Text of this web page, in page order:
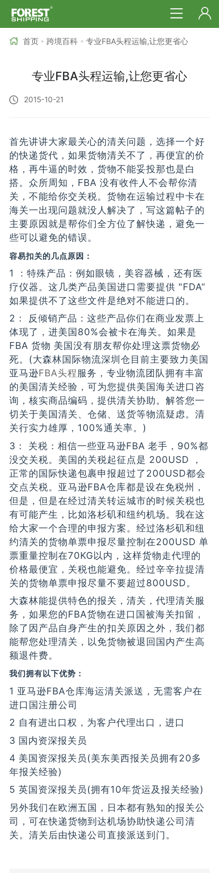
首页 > 跨境百科 > 专业FBA头程运输,让您更省心
专业FBA头程运输,让您更省心
2015-10-21
首先讲讲大家最关心的清关问题，选择一个好
的快递货代，如果货物清关不了，再便宜的价
格，再牛逼的时效，货物不能妥投那也是白
搭。众所周知，FBA 没有收件人不会帮你清
关，不能给你交关税。货物在运输过程中卡在
海关一出现问题就没人解决了，写这篇帖子的
主要原因就是帮你们全方位了解快递，避免一
些可以避免的错误。
容易扣关的几点原因：
1 ：特殊产品：例如眼镜，美容器械，还有医
疗仪器。这几类产品美国进口需要提供 "FDA“
如果提供不了这些文件是绝对不能进口的。
2： 反倾销产品：这些产品你们在商业发票上
体现了，进美国80%会被卡在海关。如果是
FBA 货物 美国没有朋友帮你处理这票货物必
死。(大森林国际物流深圳仓目前主要致力美国
亚马逊FBA头程服务，专业物流团队拥有丰富
的美国清关经验，可为您提供美国海关进口咨
询，核实商品编码，提供清关协助。解答您一
切关于美国清关、仓储、送货等物流疑虑。清
关行实力雄厚，100%通关率。)
3： 关税：相信一些亚马逊FBA 老手，90%都
没交关税。美国的关税起征点是 200USD ，
正常的国际快递包裹申报超过了200USD都会
交点关税。亚马逊FBA仓库都是设在免税州，
但是，但是在经过清关转运城市的时候关税也
有可能产生，比如洛杉矶和纽约机场。我在这
给大家一个合理的申报方案。经过洛杉矶和纽
约清关的货物单票申报尽量控制在200USD 单
票重量控制在70KG以内，这样货物走代理的
价格最便宜，关税也能避免。经过辛辛拉提清
关的货物单票申报尽量不要超过800USD。
大森林能提供特色的报关，清关，代理清关服
务，如果您的FBA货物在进口国被海关扣留，
除了因产品自身产生的扣关原因之外，我们都
能帮您处理清关，以免货物被退回国内产生高
额退件费。
我们拥有以下优势：
1 亚马逊FBA仓库海运清关派送，无需客户在
进口国注册公司
2 自有进出口权，为客户代理出口，进口
3 国内资深报关员
4 美国资深报关员(美东美西报关员拥有20多
年报关经验)
5 英国资深报关员(拥有10年货运及报关经验)
另外我们在欧洲五国，日本都有熟知的报关公
司，可在快递货物到达机场协助快递公司清
关。清关后由快递公司直接派送到门。